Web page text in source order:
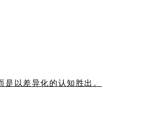
以差异化的认知胜出。